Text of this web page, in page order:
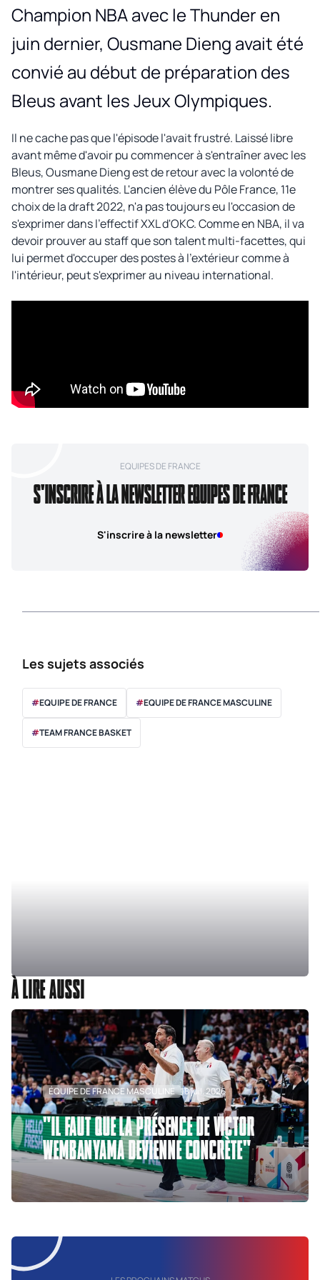
Champion NBA avec le Thunder en
juin dernier, Ousmane Dieng avait été
convié au début de préparation des
Bleus avant les Jeux Olympiques.
Il ne cache pas que l'épisode l'avait frustré. Laissé libre
avant même d'avoir pu commencer à s'entraîner avec les
Bleus, Ousmane Dieng est de retour avec la volonté de
montrer ses qualités. L'ancien élève du Pôle France, 11e
choix de la draft 2022, n'a pas toujours eu l'occasion de
s'exprimer dans l'effectif XXL d'OKC. Comme en NBA, il va
devoir prouver au staff que son talent multi-facettes, qui
lui permet d'occuper des postes à l'extérieur comme à
l'intérieur, peut s'exprimer au niveau international.
EQUIPES DE FRANCE
S'INSCRIRE À LA NEWSLETTER EQUIPES DE FRANCE
S'inscrire à la newsletter
Les sujets associés
#EQUIPE DE FRANCE #EQUIPE DE FRANCE MASCULINE
#TEAM FRANCE BASKET
À LIRE AUSSI
ÉQUIPE DE FRANCE MASCULINE 18 juil. 2026
"IL FAUT QUE LA PRÉSENCE DE VICTOR
WEMBANYAMA DEVIENNE CONCRÈTE"